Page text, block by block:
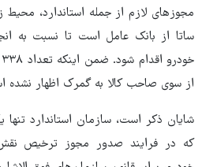
مجوزهای لازم از جمله استاندارد،
ساتا از بانک عامل است تا نسبت به
از سوی صاحب کالا به گمرک اظهار نشده
شایان ذکر است، سازمان استاندارد
که در فرایند صدور مجوز ترخیص